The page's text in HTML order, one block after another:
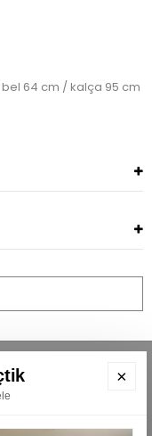
/ bel 64 cm / kalça 95 cm
×